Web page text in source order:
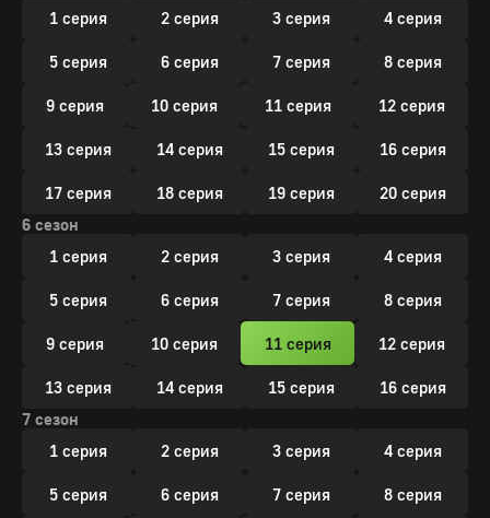
1 серия
2 серия 3 серия 4 серия
5 серия 6 серия 7 серия 8 серия
9 серия 10 серия 11 серия 12 серия
13 серия 14 серия 15 серия 16 серия
17 серия 18 серия 19 серия
20 серия
6 сезон
1 серия
2 серия 3 серия 4 серия
5 серия 6 серия 7 серия 8 серия
9 серия 10 серия 11 серия 12 серия
13 серия 14 серия 15 серия
16 серия
7 сезон
1 серия
2 серия 3 серия 4 серия
5 серия 6 серия 7 серия 8 серия